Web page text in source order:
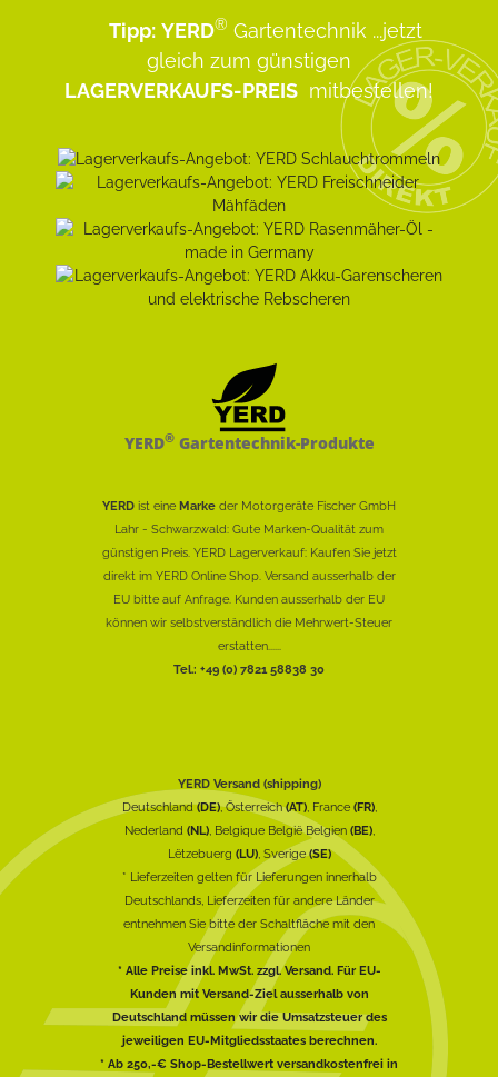
Tipp: YERD® Gartentechnik ...jetzt
gleich zum günstigen
LAGERVERKAUFS-PREIS mitbestellen!
YERD®Gartentechnik-Produkte
YERD ist eine Marke der Motorgeräte Fischer GmbH
Lahr - Schwarzwald: Gute Marken-Qualität zum
günstigen Preis. YERD Lagerverkauf: Kaufen Sie jetzt
direkt im YERD Online Shop. Versand ausserhalb der
EU bitte auf Anfrage. Kunden ausserhalb der EU
können wir selbstverständlich die Mehrwert-Steuer
erstatten......
Tel.: +49 (0) 7821 58838 30
YERD Versand (shipping)
Deutschland(DE), Österreich(AT), France (FR),
Nederland (NL), Belgique België Belgien (BE),
Lëtzebuerg (LU), Sverige(SE)
* Lieferzeiten gelten für Lieferungen innerhalb
Deutschlands, Lieferzeiten für andere Länder
entnehmen Sie bitte der Schaltfläche mit den
Versandinformationen
* Alle Preise inkl. MwSt. zzgl. Versand. Für EU-
Kunden mit Versand-Ziel ausserhalb von
Deutschland müssen wir die Umsatzsteuer des
jeweiligen EU-Mitgliedsstaates berechnen.
* Ab 250,-€ Shop-Bestellwert versandkostenfrei in